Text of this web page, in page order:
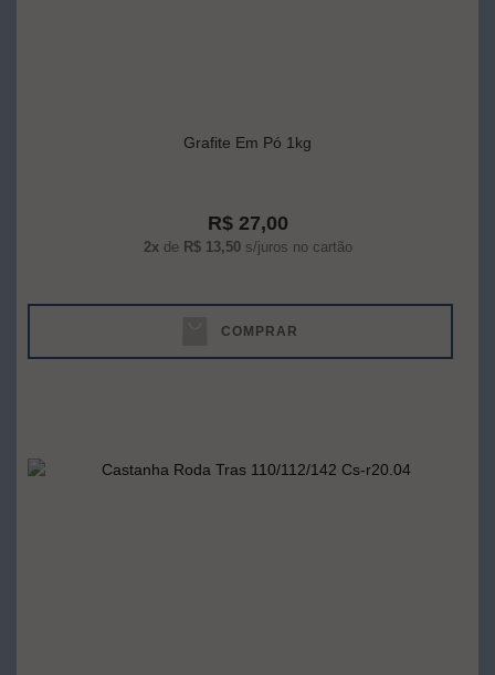
Grafite Em Pó 1kg
R$ 27,00
2xde R$ 13,50s/juros no cartão
COMPRAR